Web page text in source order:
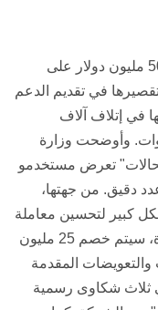
فرضت الحكومة الأميركية غرامة بقيمة 50 مليون دولار على
في تقديم الدعم
في إتلاف آلاف
وأوضحت وزارة
الحالات" تعرض مستخدمو
دقيق. من جهتها،
كبير لتحسين معاملة
الكراسي المتحركة. وبموجب قرار الوزارة، سيتم خصم 25 مليون
والتعويضات المقدمة
ثلاث شكاوى رسمية